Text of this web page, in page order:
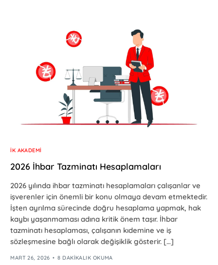
İK AKADEMI
2026 İhbar Tazminatı Hesaplamaları
2026 yılında ihbar tazminatı hesaplamaları çalışanlar ve
işverenler için önemli bir konu olmaya devam etmektedir.
İşten ayrılma sürecinde doğru hesaplama yapmak, hak
kaybı yaşanmaması adına kritik önem taşır. İhbar
tazminatı hesaplaması, çalışanın kıdemine ve iş
sözleşmesine bağlı olarak değişiklik gösterir. […]
MART 26, 2026 8 DAKIKALIK OKUMA